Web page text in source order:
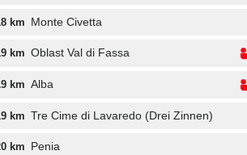
km Monte Civetta
km Oblast Val di Fassa
km Alba
km Tre Cime di Lavaredo (Drei Zinnen)
km Penia